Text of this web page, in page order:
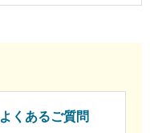
よくあるご質問